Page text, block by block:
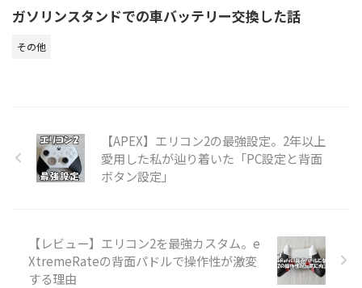
ガソリンスタンドでの車バッテリー交換した話
その他
【APEX】エリコン2の最強設定。2年以上
愛用した私が辿り着いた「PC設定と背面
ボタン設定」
【レビュー】エリコン2を最強カスタム。e
XtremeRateの背面パドルで操作性が激変
する理由